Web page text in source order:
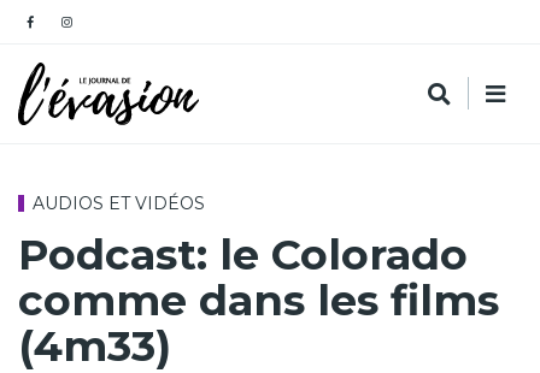
AUDIOS ET VIDÉOS
Podcast: le Colorado
comme dans les films
(4m33)